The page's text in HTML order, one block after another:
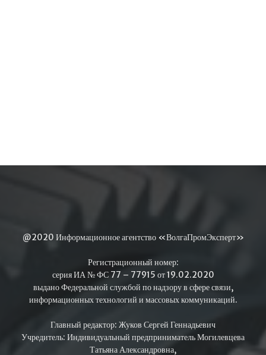
@2020 Информационное агентство «ВолгаПромЭксперт»
Регистрационный номер:
серия ИА № ФС 77 – 77915 от 19.02.2020
выдано Федеральной службой по надзору в сфере связи,
информационных технологий и массовых коммуникаций.
Главный редактор: Жуков Сергей Геннадьевич
Учредитель: Индивидуальный предприниматель Могилевцева
Татьяна Александровна,